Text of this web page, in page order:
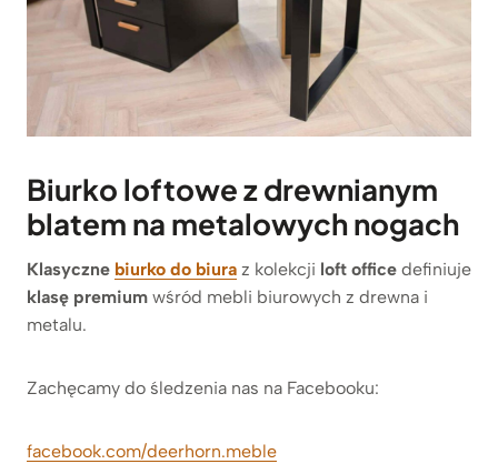
Biurko loftowe z drewnianym
blatem na metalowych nogach
Klasyczne biurko do biura z kolekcji loft office definiuje
klasę premium wśród mebli biurowych z drewna i
metalu.
Zachęcamy do śledzenia nas na Facebooku:
facebook.com/deerhorn.meble